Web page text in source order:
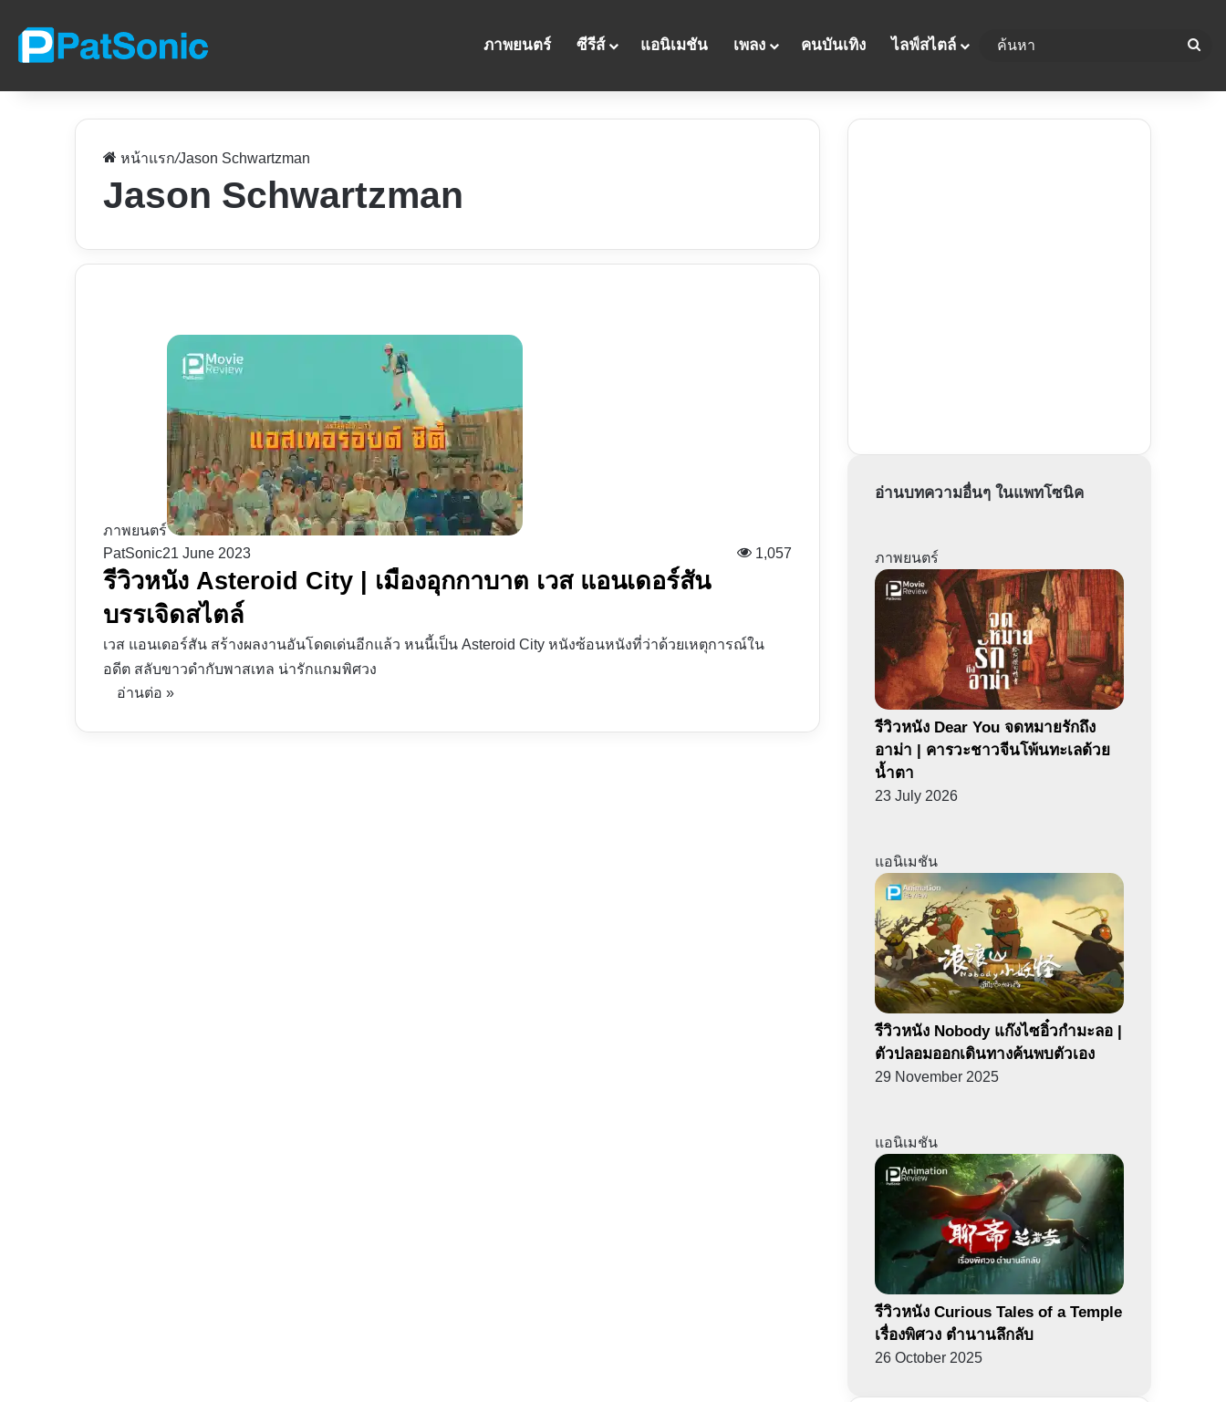
ภาพยนตร์ ซีรีส์ แอนิเมชัน เพลง คนบันเทิง ไลฟ์สไตล์
หน้าแรก/Jason Schwartzman
Jason Schwartzman
ภาพยนตร์
PatSonic21 June 2023 1,057
รีวิวหนัง Asteroid City | เมืองอุกกาบาต เวส แอนเดอร์สัน
บรรเจิดสไตล์
เวส แอนเดอร์สัน สร้างผลงานอันโดดเด่นอีกแล้ว หนนี้เป็น Asteroid City หนังซ้อนหนังที่ว่าด้วยเหตุการณ์ใน
อดีต สลับขาวดำกับพาสเทล น่ารักแกมพิศวง
อ่านต่อ »
อ่านบทความอื่นๆ ในแพทโซนิค
ภาพยนตร์
รีวิวหนัง Dear You จดหมายรักถึง
อาม่า | คารวะชาวจีนโพ้นทะเลด้วย
น้ำตา
23 July 2026
แอนิเมชัน
รีวิวหนัง Nobody แก๊งไซอิ๋วกำมะลอ |
ตัวปลอมออกเดินทางค้นพบตัวเอง
29 November 2025
แอนิเมชัน
รีวิวหนัง Curious Tales of a Temple
เรื่องพิศวง ตำนานลึกลับ
26 October 2025